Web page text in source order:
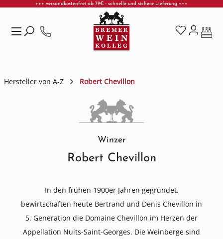
+++ versandkostenfrei ab 79€ - schnelle und sichere Lieferung +++
Hersteller von A-Z Robert Chevillon
Winzer
Robert Chevillon
In den frühen 1900er Jahren gegründet,
bewirtschaften heute Bertrand und Denis Chevillon in
5. Generation die Domaine Chevillon im Herzen der
Appellation Nuits-Saint-Georges. Die Weinberge sind